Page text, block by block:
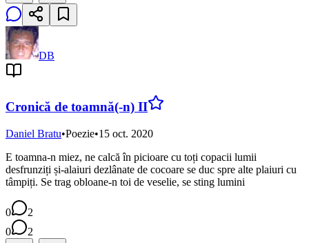
DB
Cronică de toamnă(-n) II
Daniel Bratu•Poezie•15 oct. 2020
E toamna-n miez, ne calcă în picioare cu toți copacii lumii
desfrunziți și-alaiuri dezlânate de cocoare se duc spre alte plaiuri cu
tâmpiți. Se trag obloane-n toi de veselie, se sting lumini
0
2
0
2